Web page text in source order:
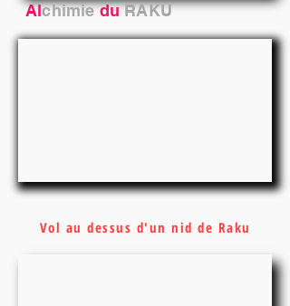
Alchimiedu RAKU
Vol au dessus d'un nid de Raku